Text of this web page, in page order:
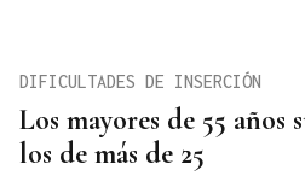
Los mayores de 55 años
los de más de 25
DIFICULTADES DE INSERCIÓN